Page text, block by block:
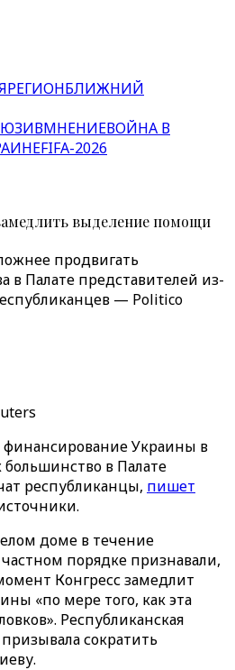
РЕГИОНБЛИЖНИЙ
МНЕНИЕВОЙНА В
FIFA-2026
выделение помощи
продвигать
в Палате представителей из-
— Politico
Украины в
большинство в Палате
республиканцы, пишет
доме в течение
порядке признавали,
Конгресс замедлит
«по мере того, как эта
Республиканская
сократить